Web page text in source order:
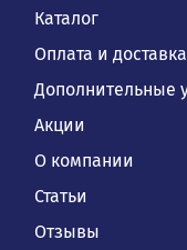
Каталог
Оплата и доставка
Дополнительные
Акции
О компании
Статьи
Отзывы